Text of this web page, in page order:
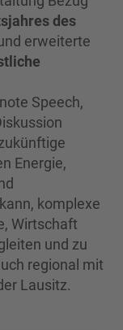
des
erweiterte
Speech,
Energie,
komplexe
Wirtschaft
und zu
regional mit
Lausitz.